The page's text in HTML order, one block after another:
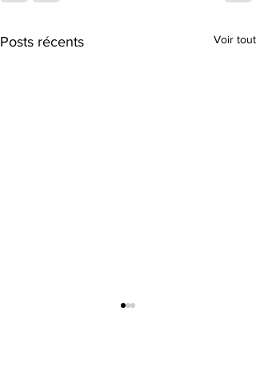
Posts récents Voir tout